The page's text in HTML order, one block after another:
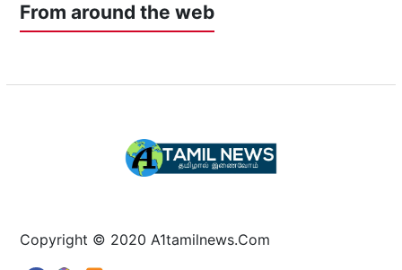
From around the web
Copyright © 2020 A1tamilnews.Com